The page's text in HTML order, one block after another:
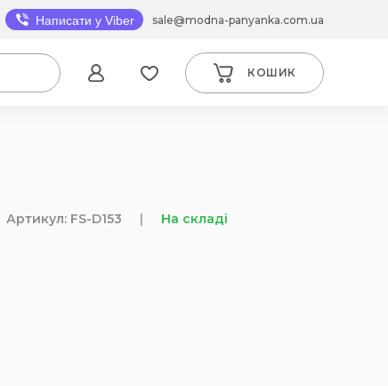
Написати у Viber sale@modna-panyanka.com.ua
КОШИК
Артикул: FS-D153 | На складі